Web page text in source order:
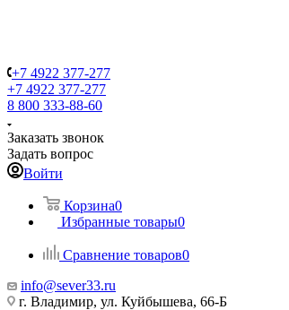
+7 4922 377-277
+7 4922 377-277
8 800 333-88-60
Заказать звонок
Задать вопрос
Войти
Корзина0
Избранные товары0
Сравнение товаров0
info@sever33.ru
г. Владимир, ул. Куйбышева, 66-Б